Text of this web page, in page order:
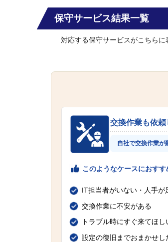
保守サービス結果一覧
対応する保守サービスがこちらに
交換作業も依頼
自社で交換作業が
このようなケースにおすす
IT担当者がいない・人手が
交換作業に不安がある
トラブル時にすぐ来てほし
設定の復旧までおまかせし